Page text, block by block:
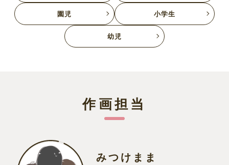
園児 小学生
幼児
作画担当
みつけまま